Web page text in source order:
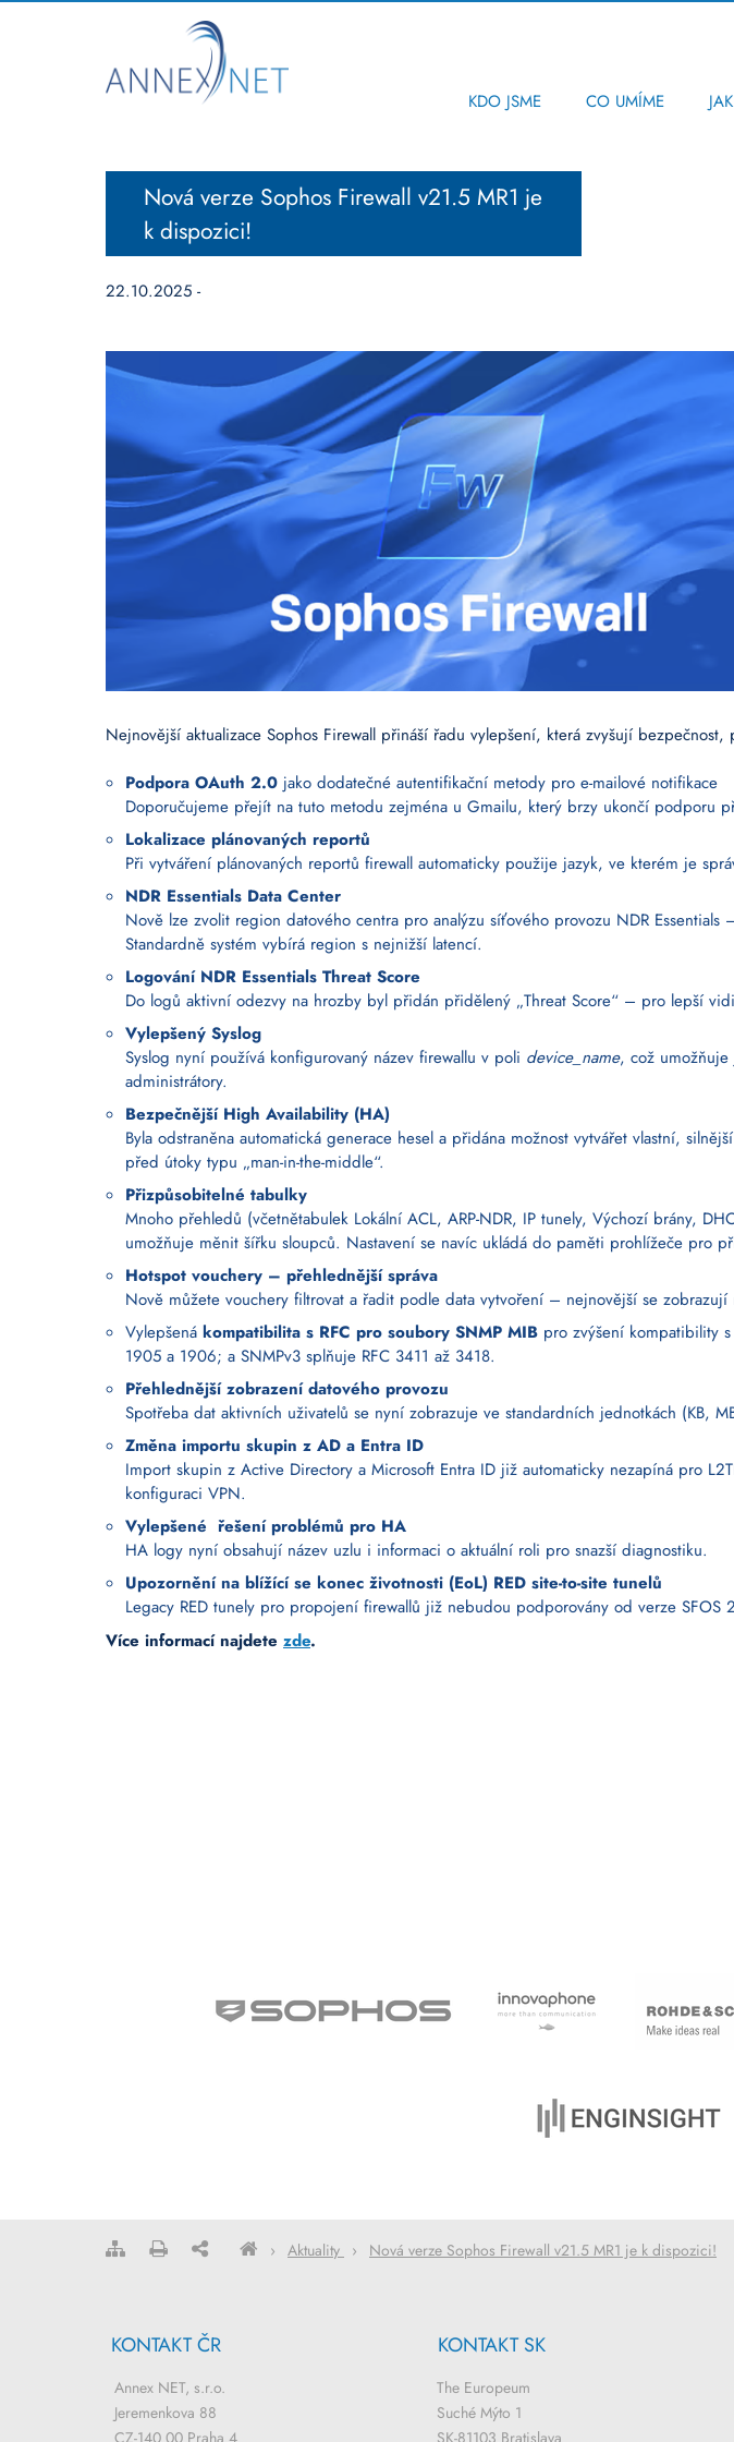
KDO JSME CO UMÍME
Nová verze Sophos Firewall v21.5 MR1 je
k dispozici!
22.10.2025 -
Nejnovější aktualizace Sophos Firewall přináší řadu vylepšení, která zvyšují
Podpora OAuth 2.0 jako dodatečné autentifikační metody pro e-mailové notifikace
Doporučujeme přejít na tuto metodu zejména u Gmailu, který brzy ukončí podporu
Lokalizace plánovaných reportů
Při vytváření plánovaných reportů firewall automaticky použije jazyk, ve kterém je
NDR Essentials Data Center
Nově lze zvolit region datového centra pro analýzu síťového provozu NDR
Standardně systém vybírá region s nejnižší latencí.
Logování NDR Essentials Threat Score
Do logů aktivní odezvy na hrozby byl přidán přidělený „Threat Score“ – pro lepší
Vylepšený Syslog
Syslog nyní používá konfigurovaný název firewallu v poli device_name, což
administrátory.
Bezpečnější High Availability (HA)
Byla odstraněna automatická generace hesel a přidána možnost vytvářet vlastní,
před útoky typu „man-in-the-middle“.
Přizpůsobitelné tabulky
Mnoho přehledů (včetnětabulek Lokální ACL, ARP-NDR, IP tunely, Výchozí brány,
umožňuje měnit šířku sloupců. Nastavení se navíc ukládá do paměti prohlížeče pro
Hotspot vouchery – přehlednější správa
Nově můžete vouchery filtrovat a řadit podle data vytvoření – nejnovější se zobrazují
Vylepšená kompatibilita s RFC pro soubory SNMP MIB pro zvýšení kompatibility
1905 a 1906; a SNMPv3 splňuje RFC 3411 až 3418.
Přehlednější zobrazení datového provozu
Spotřeba dat aktivních uživatelů se nyní zobrazuje ve standardních jednotkách (KB,
Změna importu skupin z AD a Entra ID
Import skupin z Active Directory a Microsoft Entra ID již automaticky nezapíná pro
konfiguraci VPN.
Vylepšené řešení problémů pro HA
HA logy nyní obsahují název uzlu i informaci o aktuální roli pro snazší diagnostiku.
Upozornění na blížící se konec životnosti (EoL) RED site-to-site tunelů
Legacy RED tunely pro propojení firewallů již nebudou podporovány od verze
Více informací najdete zde.
› Aktuality › Nová verze Sophos Firewall v21.5 MR1 je k dispozici!
KONTAKT ČR
Annex NET, s.r.o.
Jeremenkova 88
CZ-140 00 Praha 4
KONTAKT SK
The Europeum
Suché Mýto 1
SK-81103 Bratislava